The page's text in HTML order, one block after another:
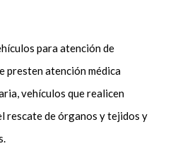
para atención de
presten atención médica
vehículos que realicen
rescate de órganos y tejidos y